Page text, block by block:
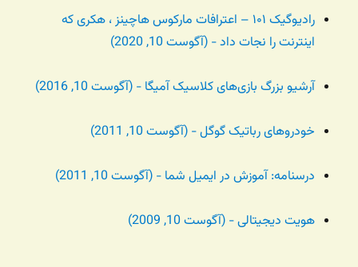
رادیوگیک ۱۰۱ – اعترافات مارکوس هاچینز ، هکری که
اینترنت را نجات داد - (آگوست 10, 2020)
آرشیو بزرگ بازی‌های کلاسیک آمیگا - (آگوست 10, 2016)
خودروهای رباتیک گوگل - (آگوست 10, 2011)
درسنامه: آموزش در ایمیل شما - (آگوست 10, 2011)
هویت دیجیتالی - (آگوست 10, 2009)